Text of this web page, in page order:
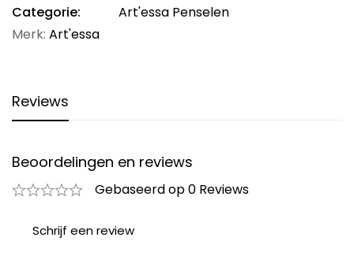
Categorie:
Art'essa Penselen
Merk: Art'essa
Reviews
Beoordelingen en reviews
Gebaseerd op 0 Reviews
Schrijf een review